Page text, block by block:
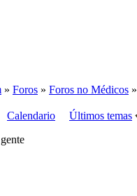
» Foros » Foros no Médicos »
Calendario Últimos temas